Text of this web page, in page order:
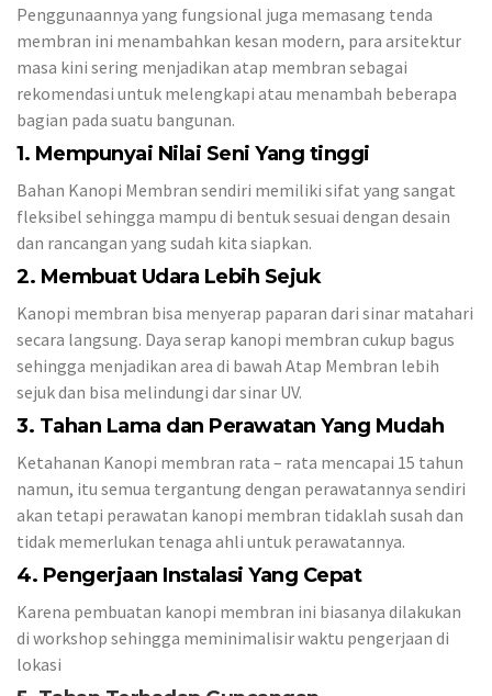
Penggunaannya yang fungsional juga memasang tenda
membran ini menambahkan kesan modern, para arsitektur
masa kini sering menjadikan atap membran sebagai
rekomendasi untuk melengkapi atau menambah beberapa
bagian pada suatu bangunan.
1. Mempunyai Nilai Seni Yang tinggi
Bahan Kanopi Membran sendiri memiliki sifat yang sangat
fleksibel sehingga mampu di bentuk sesuai dengan desain
dan rancangan yang sudah kita siapkan.
2. Membuat Udara Lebih Sejuk
Kanopi membran bisa menyerap paparan dari sinar matahari
secara langsung. Daya serap kanopi membran cukup bagus
sehingga menjadikan area di bawah Atap Membran lebih
sejuk dan bisa melindungi dar sinar UV.
3. Tahan Lama dan Perawatan Yang Mudah
Ketahanan Kanopi membran rata – rata mencapai 15 tahun
namun, itu semua tergantung dengan perawatannya sendiri
akan tetapi perawatan kanopi membran tidaklah susah dan
tidak memerlukan tenaga ahli untuk perawatannya.
4. Pengerjaan Instalasi Yang Cepat
Karena pembuatan kanopi membran ini biasanya dilakukan
di workshop sehingga meminimalisir waktu pengerjaan di
lokasi